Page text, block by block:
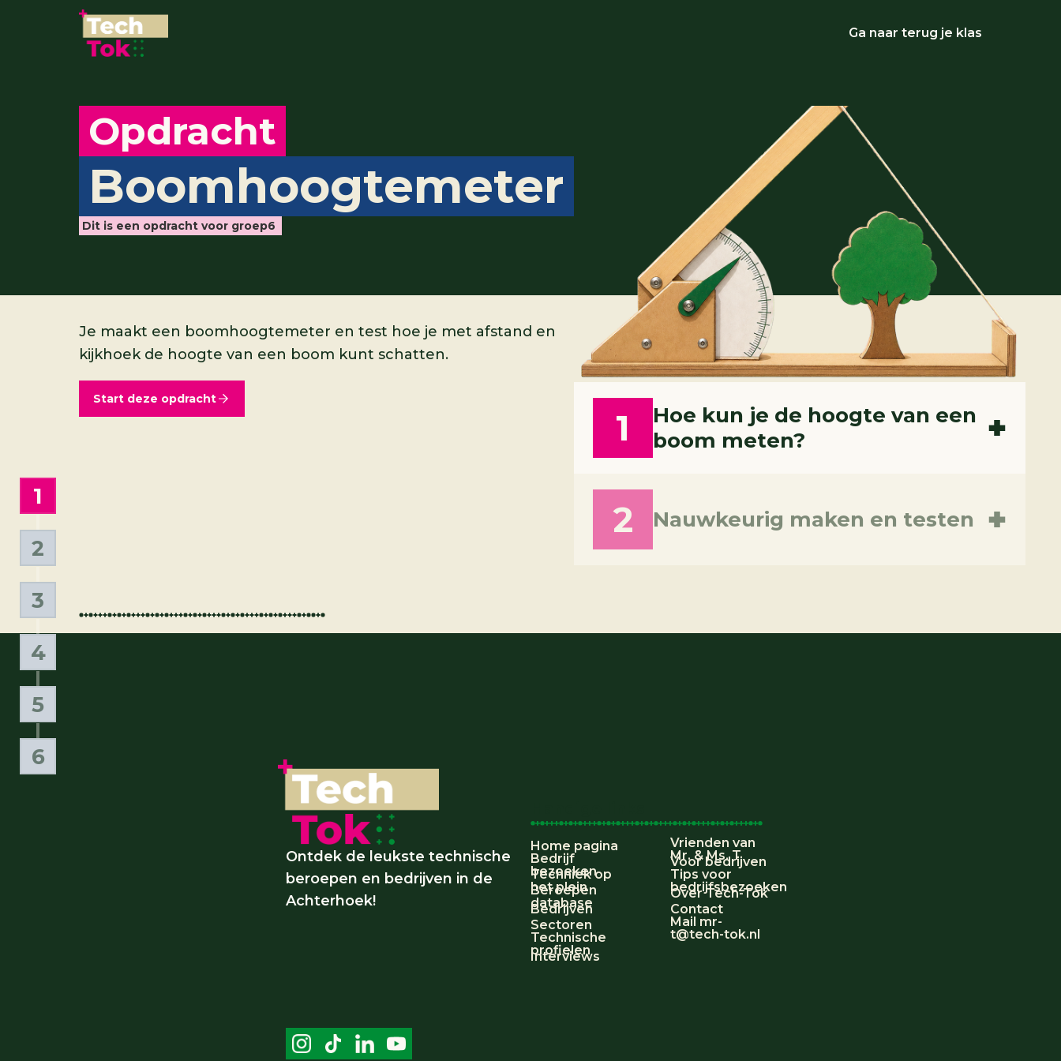
Ga naar terug je klas
1Hoe kun je de hoogte van een boom meten?
2Nauwkeurig maken en testen
3Gereedschappen
4Bewerkingen
5Materialen
6Opdrachten
Opdracht
Boomhoogtemeter
Dit is een opdracht voor groep6
Je maakt een boomhoogtemeter en test hoe je met afstand en
kijkhoek de hoogte van een boom kunt schatten.
Start deze opdracht
1
Hoe kun je de hoogte van een
boom meten?
2 Nauwkeurig maken en testen
Ontdek de leukste technische
beroepen en bedrijven in de
Achterhoek!
Home pagina
Bedrijf
bezoeken
Techniek op
het plein
Beroepen
database
Bedrijven
Sectoren
Technische
profielen
Interviews
Vrienden van
Mr. & Ms. T
Voor bedrijven
Tips voor
bedrijfsbezoeken
Over Tech-Tok
Contact
Mail mr-
t@tech-tok.nl